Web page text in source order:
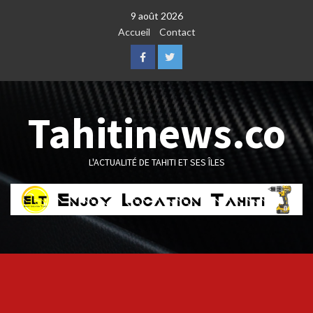
9 août 2026
Accueil
Contact
FacebookTwitter
Tahitinews.co
L'ACTUALITÉ DE TAHITI ET SES ÎLES